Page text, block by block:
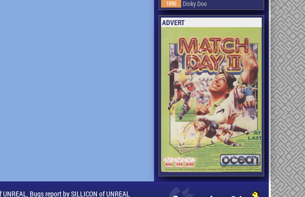
1890 Dinky Doo
ADVERT
Bugs report by SILLICON of UNREAL